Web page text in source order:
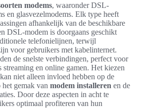
modems, waaronder DSL-
en glasvezelmodems. Elk type heeft
afhankelijk van de beschikbare
DSL-modem is doorgaans geschikt
telefonielijnen, terwijl
voor gebruikers met kabelinternet.
de snelste verbindingen, perfect voor
en online gamen. Het kiezen
niet alleen invloed hebben op de
gemak van modem installeren en de
Door deze aspecten in acht te
optimaal profiteren van hun